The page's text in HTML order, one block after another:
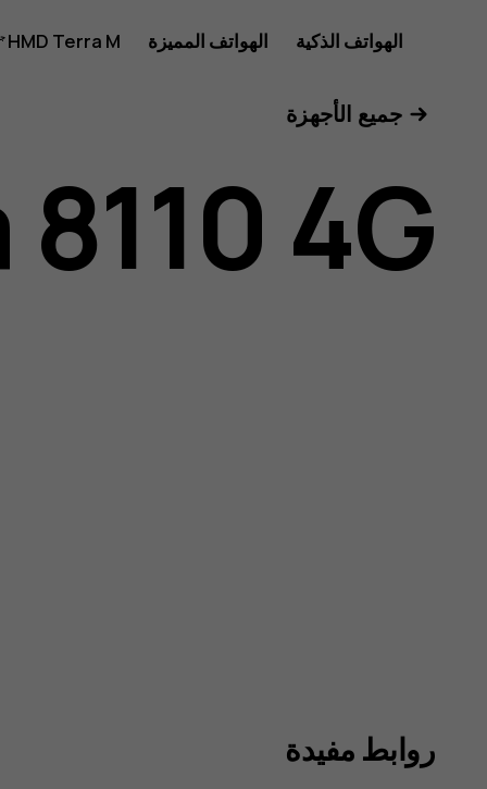
دليل
مستخدم
Nokia
الهواتف الذكية الهواتف المميزة HMD Terra M
جميع الأجهزة
4G
روابط مفيدة